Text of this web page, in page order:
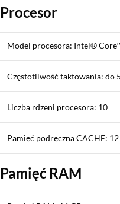
Procesor
Model procesora: Intel®
Częstotliwość taktowania: do
Liczba rdzeni procesora: 10
Pamięć podręczna CACHE:
Pamięć RAM